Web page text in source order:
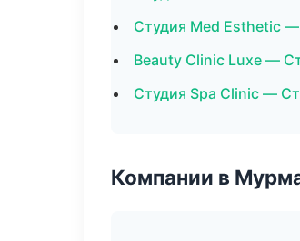
Студия Med Esthetic —
Beauty Clinic Luxe —
Студия Spa Clinic —
Компании в